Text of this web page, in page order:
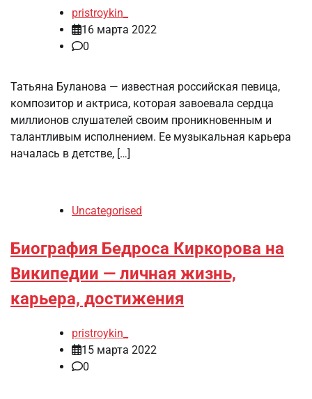
pristroykin_
16 марта 2022
0
Татьяна Буланова — известная российская певица,
композитор и актриса, которая завоевала сердца
миллионов слушателей своим проникновенным и
талантливым исполнением. Ее музыкальная карьера
началась в детстве, […]
Uncategorised
Биография Бедроса Киркорова на
Википедии — личная жизнь,
карьера, достижения
pristroykin_
15 марта 2022
0